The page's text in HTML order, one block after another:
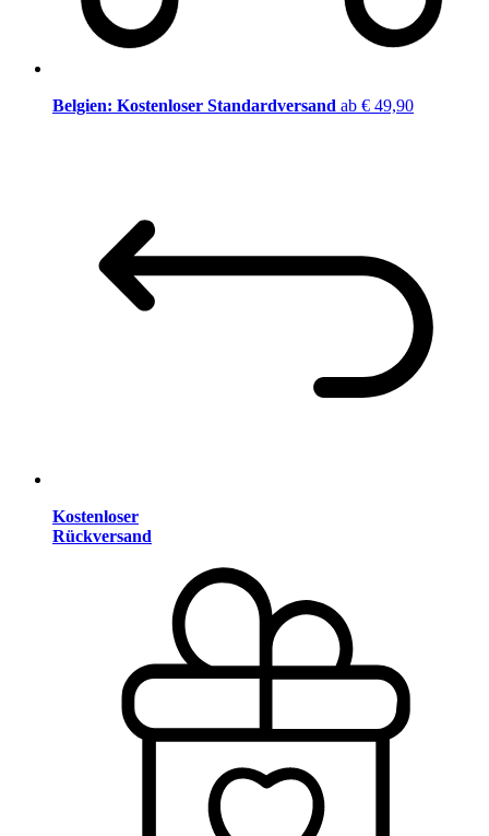
Belgien: Kostenloser Standardversand ab € 49,90
Kostenloser
Rückversand